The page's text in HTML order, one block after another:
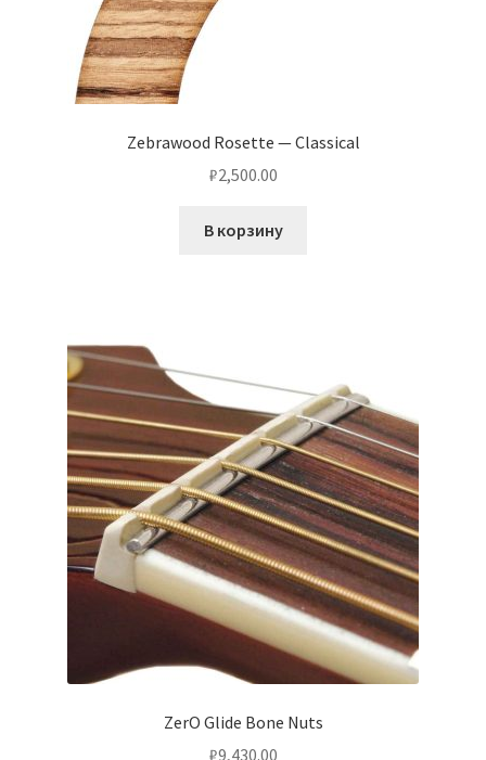
Zebrawood Rosette — Classical
₽2,500.00
В корзину
ZerO Glide Bone Nuts
₽9,430.00